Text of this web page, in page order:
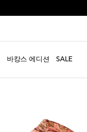
바캉스 에디션 SALE